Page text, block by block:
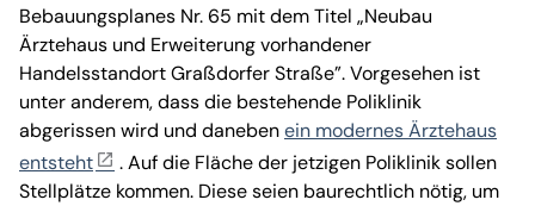
Bebauungsplanes Nr. 65 mit dem Titel „Neubau
Ärztehaus und Erweiterung vorhandener
Handelsstandort Graßdorfer Straße”. Vorgesehen ist
unter anderem, dass die bestehende Poliklinik
abgerissen wird und danebenein modernes Ärztehaus
entsteht
. Auf die Fläche der jetzigen Poliklinik sollen
Stellplätze kommen. Diese seien baurechtlich nötig, um